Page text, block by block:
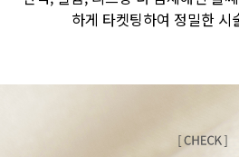
하게 타켓팅하여 정밀한 시